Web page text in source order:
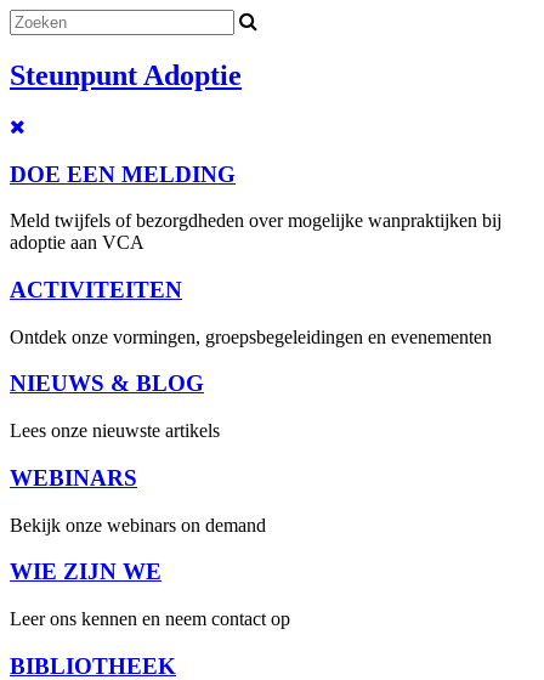
Steunpunt Adoptie
DOE EEN MELDING
Meld twijfels of bezorgdheden over mogelijke wanpraktijken bij
adoptie aan VCA
ACTIVITEITEN
Ontdek onze vormingen, groepsbegeleidingen en evenementen
NIEUWS & BLOG
Lees onze nieuwste artikels
WEBINARS
Bekijk onze webinars on demand
WIE ZIJN WE
Leer ons kennen en neem contact op
BIBLIOTHEEK